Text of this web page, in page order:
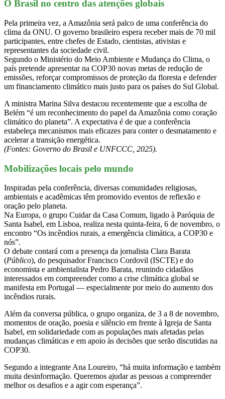
O Brasil no centro das atenções globais
Pela primeira vez, a Amazônia será palco de uma conferência do
clima da ONU. O governo brasileiro espera receber mais de 70 mil
participantes, entre chefes de Estado, cientistas, ativistas e
representantes da sociedade civil.
Segundo o Ministério do Meio Ambiente e Mudança do Clima, o
país pretende apresentar na COP30 novas metas de redução de
emissões, reforçar compromissos de proteção da floresta e defender
um financiamento climático mais justo para os países do Sul Global.
A ministra Marina Silva destacou recentemente que a escolha de
Belém “é um reconhecimento do papel da Amazônia como coração
climático do planeta”. A expectativa é de que a conferência
estabeleça mecanismos mais eficazes para conter o desmatamento e
acelerar a transição energética.
(Fontes: Governo do Brasil e UNFCCC, 2025).
Mobilizações locais pelo mundo
Inspiradas pela conferência, diversas comunidades religiosas,
ambientais e acadêmicas têm promovido eventos de reflexão e
oração pelo planeta.
Na Europa, o grupo Cuidar da Casa Comum, ligado à Paróquia de
Santa Isabel, em Lisboa, realiza nesta quinta-feira, 6 de novembro, o
encontro “Os incêndios rurais, a emergência climática, a COP30 e
nós”.
O debate contará com a presença da jornalista Clara Barata
(Público), do pesquisador Francisco Cordovil (ISCTE) e do
economista e ambientalista Pedro Barata, reunindo cidadãos
interessados em compreender como a crise climática global se
manifesta em Portugal — especialmente por meio do aumento dos
incêndios rurais.
Além da conversa pública, o grupo organiza, de 3 a 8 de novembro,
momentos de oração, poesia e silêncio em frente à Igreja de Santa
Isabel, em solidariedade com as populações mais afetadas pelas
mudanças climáticas e em apoio às decisões que serão discutidas na
COP30.
Segundo a integrante Ana Loureiro, “há muita informação e também
muita desinformação. Queremos ajudar as pessoas a compreender
melhor os desafios e a agir com esperança”.